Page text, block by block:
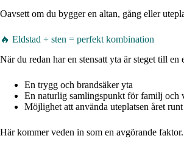
Oavsett om du bygger en altan, gång eller
🔥 Eldstad + sten = perfekt kombination
När du redan har en stensatt yta är steget till
En trygg och brandsäker yta
En naturlig samlingspunkt för familj och
Möjlighet att använda uteplatsen året runt
Här kommer veden in som en avgörande faktor.